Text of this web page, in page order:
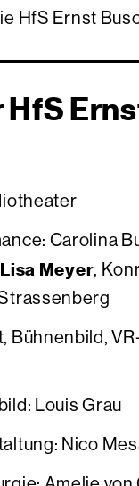
HfS Ernst
Carolina
Lisa Meyer,
Bühnenbild,
Louis Grau
Nico